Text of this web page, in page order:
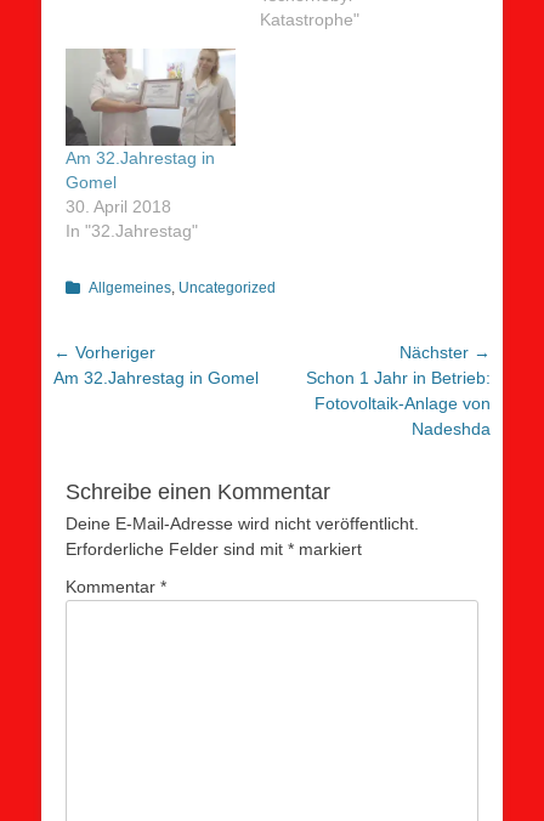
Katastrophe"
Am 32.Jahrestag in
Gomel
30. April 2018
In "32.Jahrestag"
Kategorien
Allgemeines, Uncategorized
Beitragsnavigation
← Vorheriger
Vorheriger
Am 32.Jahrestag in Gomel
Nächster →
Nächster
Beitrag:
Schon 1 Jahr in Betrieb:
Fotovoltaik-Anlage von
Nadeshda
Schreibe einen Kommentar
Deine E-Mail-Adresse wird nicht veröffentlicht.
Erforderliche Felder sind mit * markiert
Kommentar *